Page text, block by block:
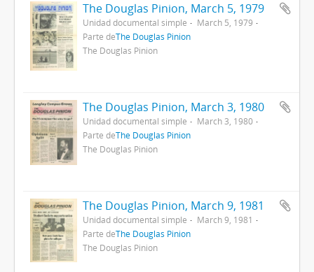
The Douglas Pinion, March 5, 1979
Unidad documental simple
March 5, 1979
Parte deThe Douglas Pinion
The Douglas Pinion
The Douglas Pinion, March 3, 1980
Unidad documental simple
March 3, 1980
Parte deThe Douglas Pinion
The Douglas Pinion
The Douglas Pinion, March 9, 1981
Unidad documental simple
March 9, 1981
Parte deThe Douglas Pinion
The Douglas Pinion